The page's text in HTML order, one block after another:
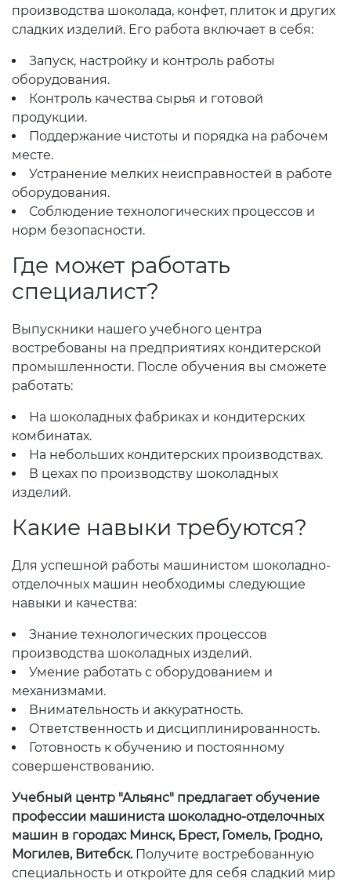
производства шоколада, конфет, плиток и других
сладких изделий. Его работа включает в себя:
Запуск, настройку и контроль работы
оборудования.
Контроль качества сырья и готовой
продукции.
Поддержание чистоты и порядка на рабочем
месте.
Устранение мелких неисправностей в работе
оборудования.
Соблюдение технологических процессов и
норм безопасности.
Где может работать
специалист?
Выпускники нашего учебного центра
востребованы на предприятиях кондитерской
промышленности. После обучения вы сможете
работать:
На шоколадных фабриках и кондитерских
комбинатах.
На небольших кондитерских производствах.
В цехах по производству шоколадных
изделий.
Какие навыки требуются?
Для успешной работы машинистом шоколадно-
отделочных машин необходимы следующие
навыки и качества:
Знание технологических процессов
производства шоколадных изделий.
Умение работать с оборудованием и
механизмами.
Внимательность и аккуратность.
Ответственность и дисциплинированность.
Готовность к обучению и постоянному
совершенствованию.
Учебный центр "Альянс" предлагает обучение
профессии машиниста шоколадно-отделочных
машин в городах: Минск, Брест, Гомель, Гродно,
Могилев, Витебск.Получите востребованную
специальность и откройте для себя сладкий мир